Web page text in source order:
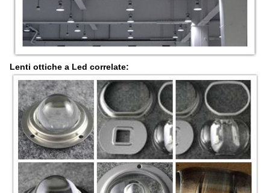
Lenti ottiche a Led correlate: